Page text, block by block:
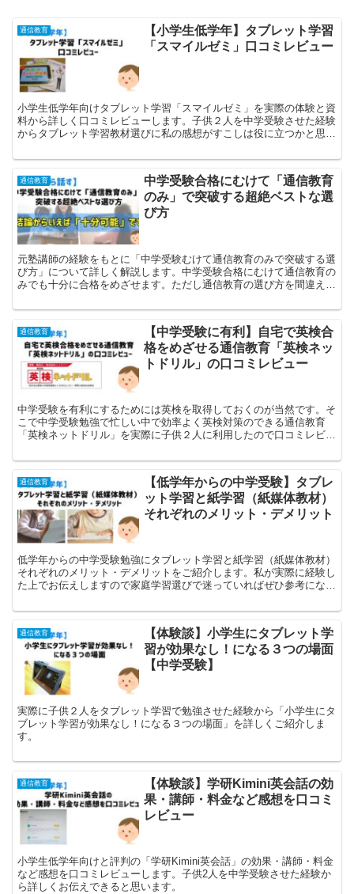
通信教育
【小学生低学年】タブレット学習
「スマイルゼミ」口コミレビュー
小学生低学年向けタブレット学習「スマイルゼミ」を実際の体験と資
料から詳しく口コミレビューします。子供２人を中学受験させた経験
からタブレット学習教材選びに私の感想がすこしは役に立つかと思い
通信教育
中学受験合格にむけて「通信教育
のみ」で突破する超絶ベストな選
び方
元塾講師の経験をもとに「中学受験むけて通信教育のみで突破する選
び方」について詳しく解説します。中学受験合格にむけて通信教育の
みでも十分に合格をめざせます。ただし通信教育の選び方を間違えな
通信教育
【中学受験に有利】自宅で英検合
格をめざせる通信教育「英検ネッ
トドリル」の口コミレビュー
中学受験を有利にするためには英検を取得しておくのが当然です。そ
こで中学受験勉強で忙しい中で効率よく英検対策のできる通信教育
「英検ネットドリル」を実際に子供２人に利用したので口コミレビュ
通信教育
【低学年からの中学受験】タブレ
ット学習と紙学習（紙媒体教材）
それぞれのメリット・デメリット
低学年からの中学受験勉強にタブレット学習と紙学習（紙媒体教材）
それぞれのメリット・デメリットをご紹介します。私が実際に経験し
た上でお伝えしますので家庭学習選びで迷っていればぜひ参考になさ
通信教育
【体験談】小学生にタブレット学
習が効果なし！になる３つの場面
【中学受験】
実際に子供２人をタブレット学習で勉強させた経験から「小学生にタ
ブレット学習が効果なし！になる３つの場面」を詳しくご紹介しま
す。
通信教育
【体験談】学研Kimini英会話の効
果・講師・料金など感想を口コミ
レビュー
小学生低学年向けと評判の「学研Kimini英会話」の効果・講師・料金
など感想を口コミレビューします。子供2人を中学受験させた経験か
ら詳しくお伝えできると思います。